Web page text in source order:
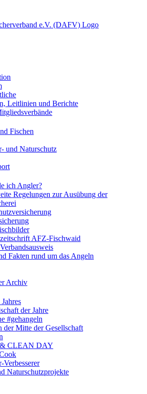
Leitlinien und Berichte
Fischen
und Naturschutz
ich Angler?
Regelungen zur Ausübung der
AFZ-Fischwaid
Fakten rund um das Angeln
Archiv
der Jahre
#gehangeln
der Mitte der Gesellschaft
CLEAN DAY
Verbesserer
Naturschutzprojekte